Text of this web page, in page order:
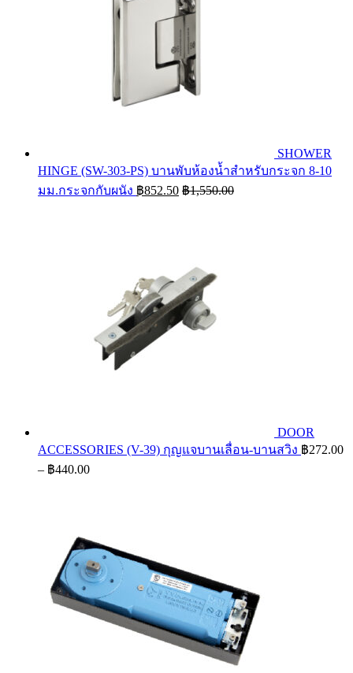
SHOWER
HINGE (SW-303-PS) บานพับห้องน้ำสำหรับกระจก 8-10
มม.กระจกกับผนัง ฿852.50 ฿1,550.00
DOOR
ACCESSORIES (V-39) กุญแจบานเลื่อน-บานสวิง ฿272.00
– ฿440.00Price